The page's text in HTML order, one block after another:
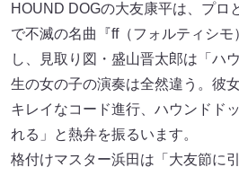
HOUND DOGの大友康平は、プロ
で不滅の名曲『ff（フォルティシ
し、見取り図・盛山晋太郎は「ハ
生の女の子の演奏は全然違う。彼
キレイなコード進行、ハウンドド
れる」と熱弁を振るいます。
格付けマスター浜田は「大友節に